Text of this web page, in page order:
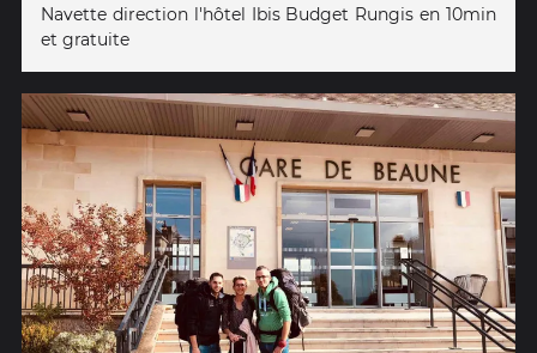
Navette direction l'hôtel Ibis Budget Rungis en 10min
et gratuite